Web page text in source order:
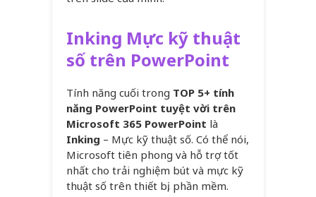
Inking Mực kỹ thuật
số trên PowerPoint
Tính năng cuối trong TOP 5+ tính
năng PowerPoint tuyệt vời trên
Microsoft 365 PowerPoint là
Inking – Mực kỹ thuật số. Có thể nói,
Microsoft tiên phong và hỗ trợ tốt
nhất cho trải nghiệm bút và mực kỹ
thuật số trên thiết bị, phần mềm.